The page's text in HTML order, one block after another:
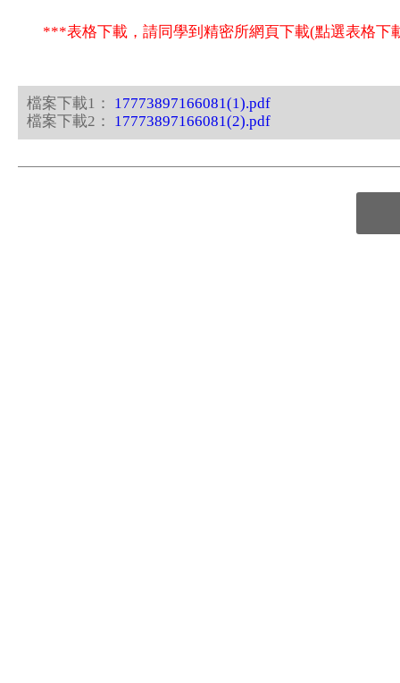
***表格下載，請同學到精密所網頁下載(點選表格下
檔案下載1： 17773897166081(1).pdf
檔案下載2： 17773897166081(2).pdf